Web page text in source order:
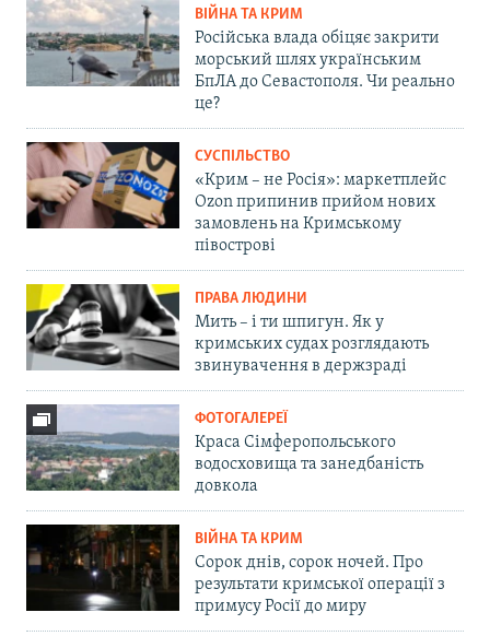
ВІЙНА ТА КРИМ
Російська влада обіцяє закрити
морський шлях українським
БпЛА до Севастополя. Чи реально
це?
СУСПІЛЬСТВО
«Крим – не Росія»: маркетплейс
Ozon припинив прийом нових
замовлень на Кримському
півострові
ПРАВА ЛЮДИНИ
Мить – і ти шпигун. Як у
кримських судах розглядають
звинувачення в держзраді
ФОТОГАЛЕРЕЇ
Краса Сімферопольського
водосховища та занедбаність
довкола
ВІЙНА ТА КРИМ
Сорок днів, сорок ночей. Про
результати кримської операції з
примусу Росії до миру